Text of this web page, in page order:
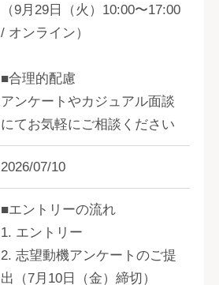
（9月29日（火）10:00〜17:00
/ オンライン）
■合理的配慮
アンケートやカジュアル面談
にてお気軽にご相談ください
2026/07/10
■エントリーの流れ
1. エントリー
2. 志望動機アンケートのご提
出（7月10日（金）締切）